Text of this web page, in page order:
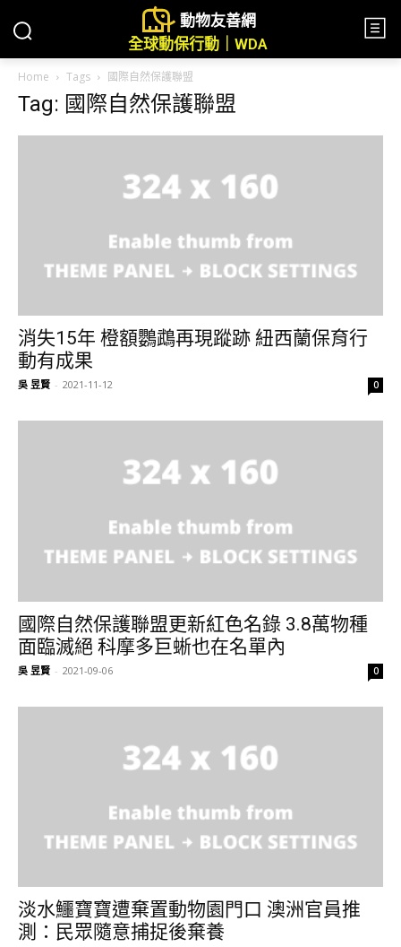
動物友善網
全球動保行動｜WDA
Home Tags 國際自然保護聯盟
Tag: 國際自然保護聯盟
消失15年 橙額鸚鵡再現蹤跡 紐西蘭保育行
動有成果
吳 昱賢 - 2021-11-12 0
國際自然保護聯盟更新紅色名錄 3.8萬物種
面臨滅絕 科摩多巨蜥也在名單內
吳 昱賢 - 2021-09-06 0
淡水鱷寶寶遭棄置動物園門口 澳洲官員推
測：民眾隨意捕捉後棄養